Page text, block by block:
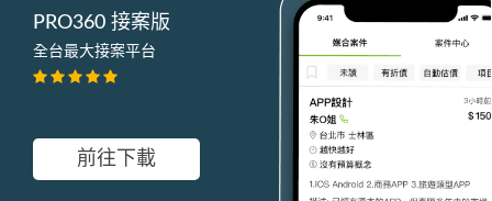
PRO360 接案版
全台最大接案平台
前往下載